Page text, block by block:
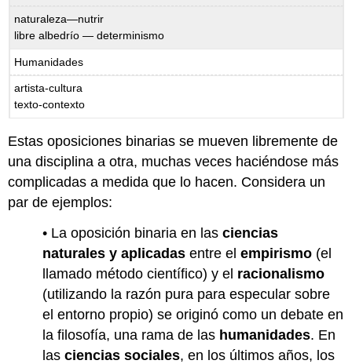
naturaleza—nutrir
libre albedrío — determinismo
Humanidades
artista-cultura
texto-contexto
Estas oposiciones binarias se mueven libremente de
una disciplina a otra, muchas veces haciéndose más
complicadas a medida que lo hacen. Considera un
par de ejemplos:
• La oposición binaria en lasciencias
naturales y aplicadas entre elempirismo (el
llamado método científico) y el racionalismo
(utilizando la razón pura para especular sobre
el entorno propio) se originó como un debate en
la filosofía, una rama de las humanidades. En
lasciencias sociales, en los últimos años, los